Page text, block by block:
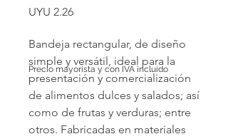
UYU 2.26Price
Bandeja rectangular, de diseño
simple y versátil, ideal para la
presentación y comercialización
de alimentos dulces y salados; así
como de frutas y verduras; entre
otros. Fabricadas en materiales
Precio mayorista y con IVA incluido